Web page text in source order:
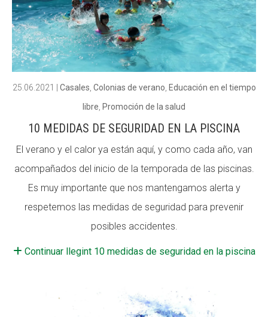
25.06.2021 Casales Colonias de verano Educación en el tiempo
libre Promoción de la salud
10 MEDIDAS DE SEGURIDAD EN LA PISCINA
El verano y el calor ya están aquí, y como cada año, van
acompañados del inicio de la temporada de las piscinas.
Es muy importante que nos mantengamos alerta y
respetemos las medidas de seguridad para prevenir
posibles accidentes.
Continuar llegint 10 medidas de seguridad en la piscina